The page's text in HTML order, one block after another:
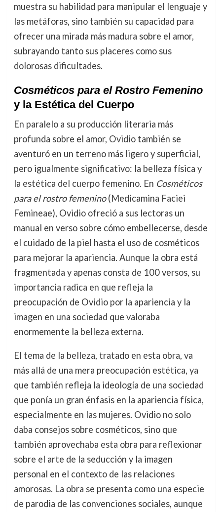
muestra su habilidad para manipular el lenguaje y
las metáforas, sino también su capacidad para
ofrecer una mirada más madura sobre el amor,
subrayando tanto sus placeres como sus
dolorosas dificultades.
Cosméticos para el Rostro Femenino
y la Estética del Cuerpo
En paralelo a su producción literaria más
profunda sobre el amor, Ovidio también se
aventuró en un terreno más ligero y superficial,
pero igualmente significativo: la belleza física y
la estética del cuerpo femenino. En Cosméticos
para el rostro femenino(Medicamina Faciei
Femineae), Ovidio ofreció a sus lectoras un
manual en verso sobre cómo embellecerse, desde
el cuidado de la piel hasta el uso de cosméticos
para mejorar la apariencia. Aunque la obra está
fragmentada y apenas consta de 100 versos, su
importancia radica en que refleja la
preocupación de Ovidio por la apariencia y la
imagen en una sociedad que valoraba
enormemente la belleza externa.
El tema de la belleza, tratado en esta obra, va
más allá de una mera preocupación estética, ya
que también refleja la ideología de una sociedad
que ponía un gran énfasis en la apariencia física,
especialmente en las mujeres. Ovidio no solo
daba consejos sobre cosméticos, sino que
también aprovechaba esta obra para reflexionar
sobre el arte de la seducción y la imagen
personal en el contexto de las relaciones
amorosas. La obra se presenta como una especie
de parodia de las convenciones sociales, aunque